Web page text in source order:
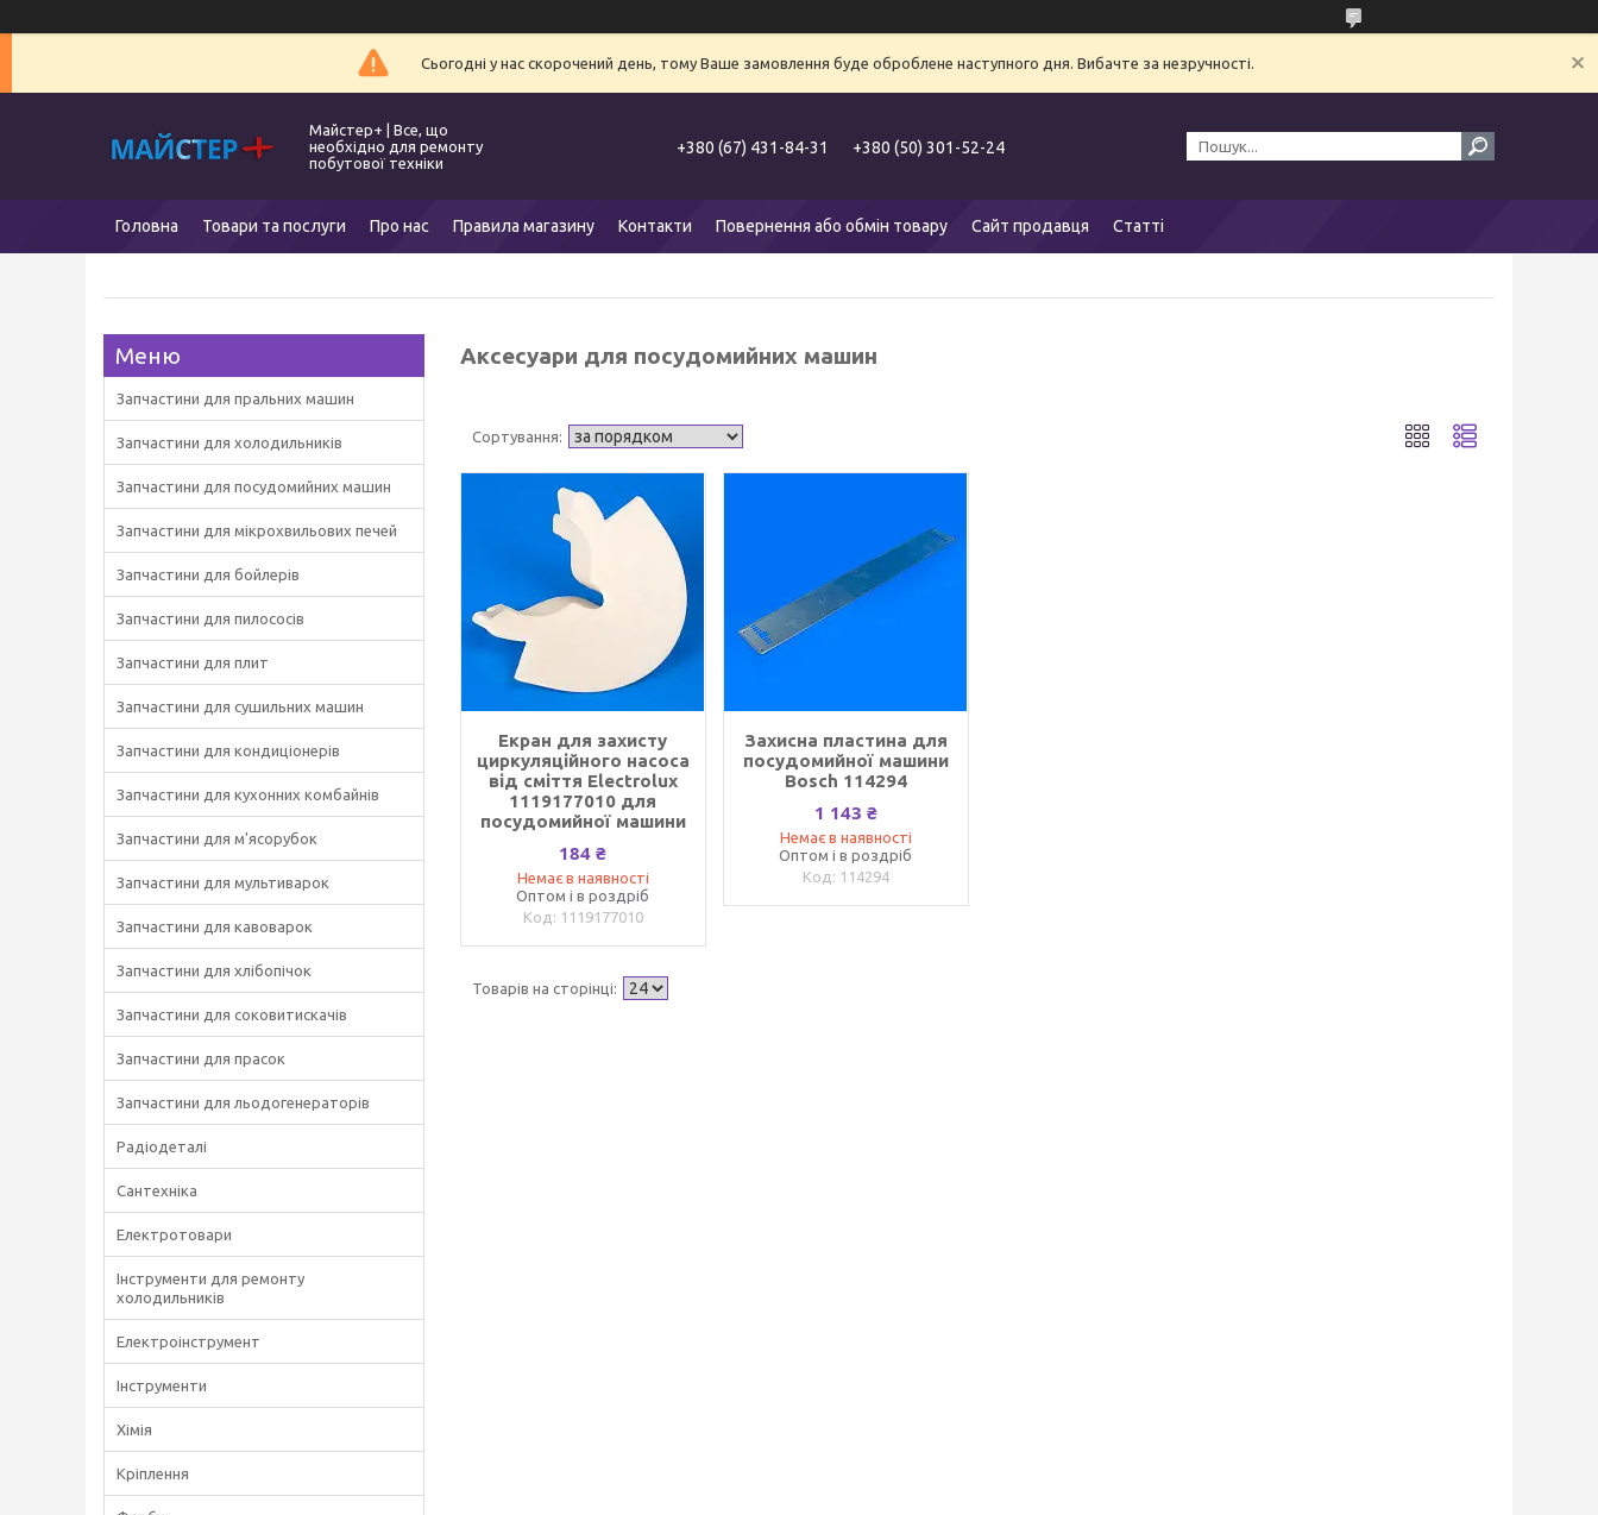
Сьогодні у нас скорочений день, тому Ваше замовлення буде оброблене наступного дня. Вибачте за незручності.
Майстер+ | Все, що
необхідно для ремонту
побутової техніки
+380 (67) 431-84-31 +380 (50) 301-52-24
Головна Товари та послуги Про нас Правила магазину Контакти Повернення або обмін товару Сайт продавця Статті
Аксесуари для посудомийних машин
Екран для захисту
циркуляційного насоса
від сміття Electrolux
1119177010 для
посудомийної машини
184 ₴
Немає в наявності
Оптом і в роздріб
1119177010
Захисна пластина для
посудомийної машини
Bosch 114294
1 143 ₴
Немає в наявності
Оптом і в роздріб
114294
Запчастини для пральних машин
Запчастини для холодильників
Запчастини для посудомийних машин
Запчастини для мікрохвильових печей
Запчастини для бойлерів
Запчастини для пилососів
Запчастини для плит
Запчастини для сушильних машин
Запчастини для кондиціонерів
Запчастини для кухонних комбайнів
Запчастини для м'ясорубок
Запчастини для мультиварок
Запчастини для кавоварок
Запчастини для хлібопічок
Запчастини для соковитискачів
Запчастини для прасок
Запчастини для льодогенераторів
Радіодеталі
Сантехніка
Електротовари
Інструменти для ремонту
холодильників
Електроінструмент
Інструменти
Хімія
Кріплення